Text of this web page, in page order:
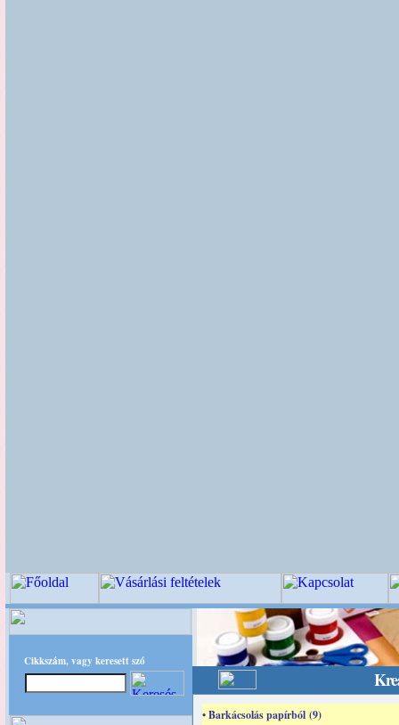
Cikkszám, vagy keresett szó
• Barkácsolás papírból (9)